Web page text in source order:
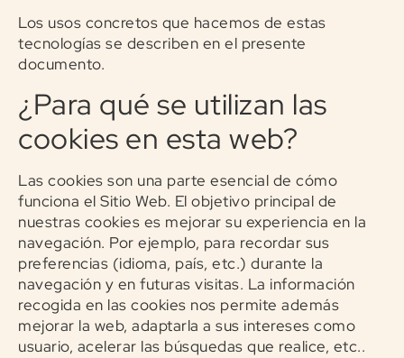
Los usos concretos que hacemos de estas
tecnologías se describen en el presente
documento.
¿Para qué se utilizan las
cookies en esta web?
Las cookies son una parte esencial de cómo
funciona el Sitio Web. El objetivo principal de
nuestras cookies es mejorar su experiencia en la
navegación. Por ejemplo, para recordar sus
preferencias (idioma, país, etc.) durante la
navegación y en futuras visitas. La información
recogida en las cookies nos permite además
mejorar la web, adaptarla a sus intereses como
usuario, acelerar las búsquedas que realice, etc..